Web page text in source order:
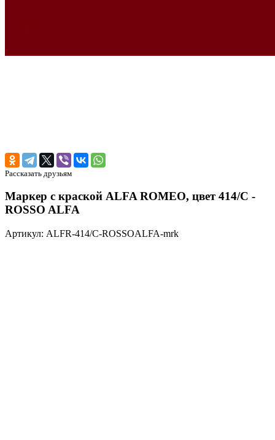
Рассказать друзьям
Маркер с краской ALFA ROMEO, цвет 414/C -
ROSSO ALFA
Артикул: ALFR-414/C-ROSSOALFA-mrk